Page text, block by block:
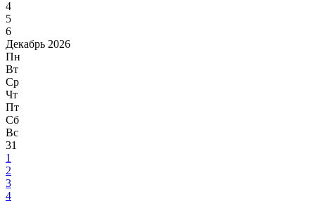
4
5
6
Декабрь 2026
Пн
Вт
Ср
Чт
Пт
Сб
Вс
31
1
2
3
4